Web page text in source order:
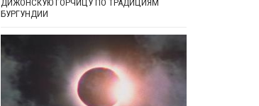
ДИЖОНСКУЮ ГОРЧИЦУ ПО ТРАДИЦИЯМ
БУРГУНДИИ